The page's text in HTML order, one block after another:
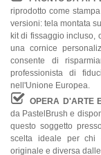
riprodotto come
versioni: tela montata
kit di fissaggio incluso,
una cornice
consente di
professionista di
nell'Unione Europea.
OPERA D'ARTE
da PastelBrush e
questo soggetto
scelta ideale per chi
originale e diversa